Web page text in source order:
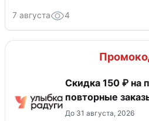
7 августа 4
Скидка 150 ₽ на
повторные
До 31 августа, 2026